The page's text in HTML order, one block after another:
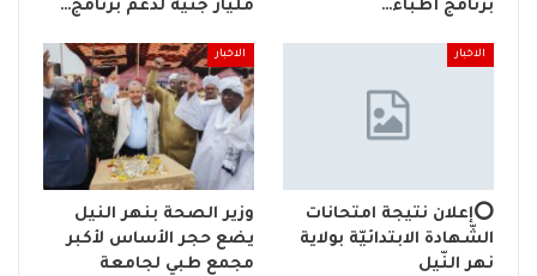
برنامج أطباء…
مليار جنيه لدعم برنامج…
الاخبار
⭕إعلان نتيجة امتحانات
الشّهادة الابتدائيّة بولاية
نهر النّيل
الاخبار
وزير الصحة بنهر النيل
يضع حجر الأساس لأكبر
مجمع طبي لجامعة